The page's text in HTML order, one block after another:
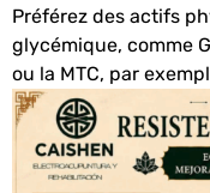
Préférez des actifs
glycémique, comme
ou la MTC, par